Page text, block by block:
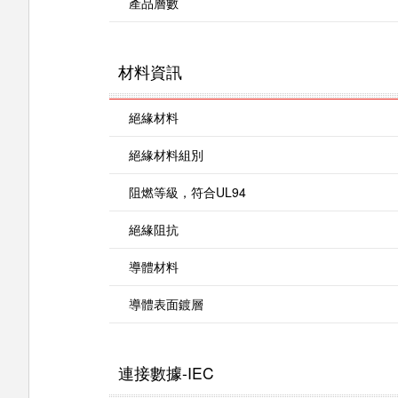
材料資訊
絕緣材料
絕緣材料組別
阻燃等級，符合UL94
絕緣阻抗
導體材料
導體表面鍍層
連接數據-IEC